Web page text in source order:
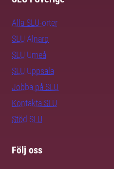
Alla SLU-orter
SLU Alnarp
SLU Umeå
SLU Uppsala
Jobba på SLU
Kontakta SLU
Stöd SLU
Följ oss